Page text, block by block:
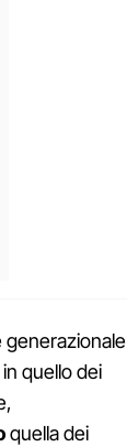
generazionale
quello dei
quella dei